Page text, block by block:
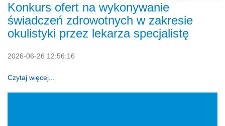
Konkurs ofert na wykonywanie
świadczeń zdrowotnych w zakresie
okulistyki przez lekarza specjalistę
2026-06-26 12:56:16
Czytaj więcej...